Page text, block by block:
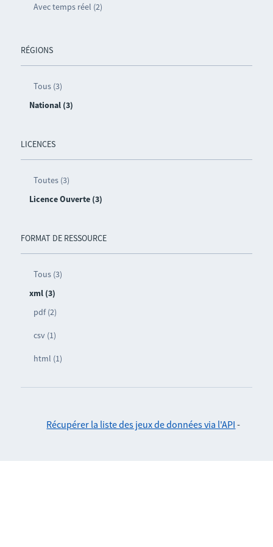
Avec temps réel (2)
RÉGIONS
Tous (3)
National (3)
LICENCES
Toutes (3)
Licence Ouverte (3)
FORMAT DE RESSOURCE
Tous (3)
xml (3)
pdf (2)
csv (1)
html (1)
Récupérer la liste des jeux de données via l'API -